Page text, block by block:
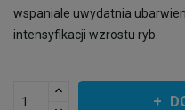
wspaniale uwydatnia
intensyfikacji wzrostu ryb.